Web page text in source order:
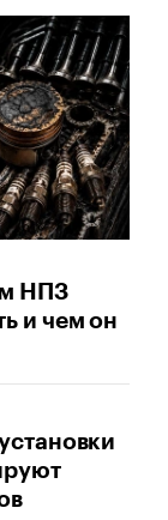
НПЗ
и чем он